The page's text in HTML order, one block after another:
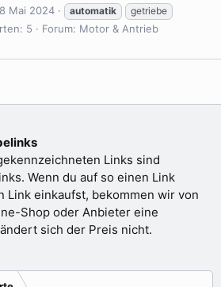
Mai 2024 automatik
getriebe
5 Forum: Motor & Antrieb
Links sind
Wenn du auf so einen Link
Link einkaufst, bekommen wir von
Shop oder Anbieter eine
sich der Preis nicht.